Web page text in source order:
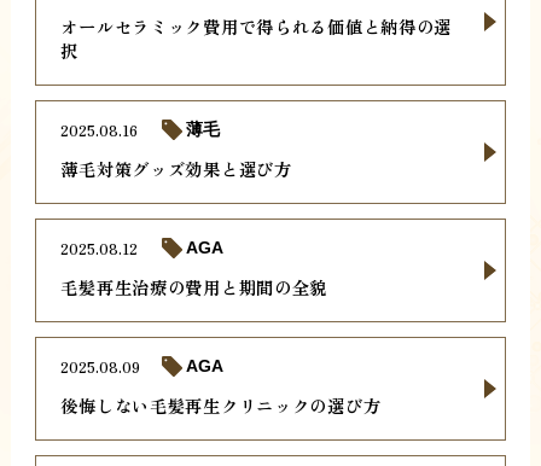
オールセラミック費用で得られる価値と納得の選
択
薄毛対策グッズ効果と選び方
2025.08.16 薄毛
毛髪再生治療の費用と期間の全貌
2025.08.12 AGA
後悔しない毛髪再生クリニックの選び方
2025.08.09 AGA